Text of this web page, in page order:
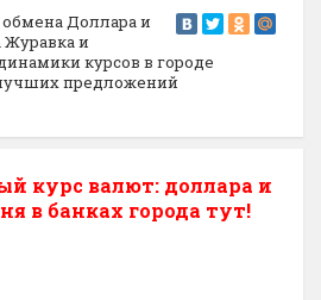
Доллара и
Журавка и
курсов в городе
предложений
курс валют: доллара и
в банках города тут!